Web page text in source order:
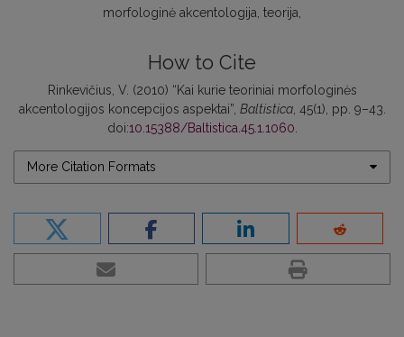
morfologinė akcentologija teorija
How to Cite
Rinkevičius, V. (2010) “Kai kurie teoriniai morfologinės
akcentologijos koncepcijos aspektai”, Baltistica, 45(1), pp. 9–43.
doi:10.15388/Baltistica.45.1.1060
More Citation Formats